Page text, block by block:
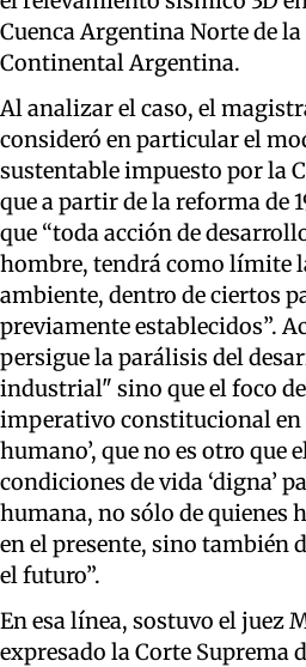
Cuenca Argentina Norte de
Continental Argentina.
Al analizar el caso, el
consideró en particular el
sustentable impuesto por la
que a partir de la reforma de
que “toda acción de
hombre, tendrá como límite
ambiente, dentro de ciertos
previamente establecidos”.
persigue la parálisis del
industrial" sino que el foco
imperativo constitucional en
humano’, que no es otro que
condiciones de vida ‘digna’
humana, no sólo de quienes
en el presente, sino también
el futuro”.
En esa línea, sostuvo el juez
expresado la Corte Suprema